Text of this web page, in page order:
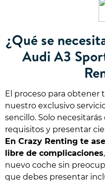
¿Qué se
Audi A3
El proceso para obtener
nuestro exclusivo
sencillo. Solo
requisitos y presentar
En Crazy Renting te
libre de complicaciones
nuevo coche sin
que debes presentar